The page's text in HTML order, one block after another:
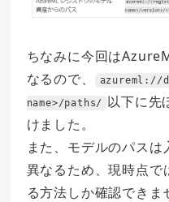
ちなみに今回は
なるので、
azureml://
name>/paths/
以下に先
けました。
また、モデルのパス
異なるため、現時点
る方法しか確認できま